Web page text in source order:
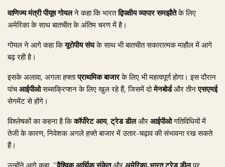
वाणिज्य मंत्री पीयूष गोयलने कहा कि भारतद्विपक्षीय व्यापार समझौतेके लिए
अमेरिका के साथ बातचीत के अंतिम चरण में है।
गोयल ने आगे कहा कियूरोपीय संघके साथ भी बातचीत सकारात्मक माहौल में आगे
बढ़ रही है।
इसके अलावा, अगला हफ्ताप्राथमिक बाजारके लिए भी महत्वपूर्ण होगा। इस दौरान
पांचआईपीओसब्सक्रिप्शन के लिए खुल रहे हैं, जिसमें दोमेनबोर्डऔर तीनएसएमई
सेगमेंट से होंगे।
विश्लेषकों का कहना है किकॉर्पोरेट आय,ट्रेड डीलऔरआईपीओगतिविधियों में
तेजी के कारण, निवेशक अगले हफ्ते बाजार में उतार-चढ़ाव की संभावना रख सकते
हैं।